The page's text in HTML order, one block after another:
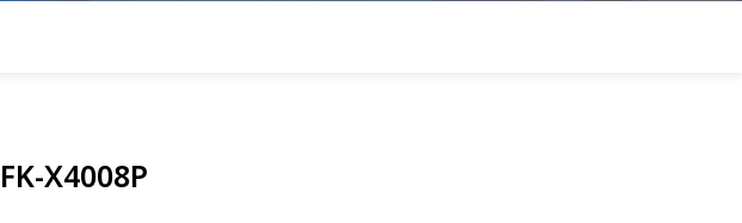
FK-X4008P